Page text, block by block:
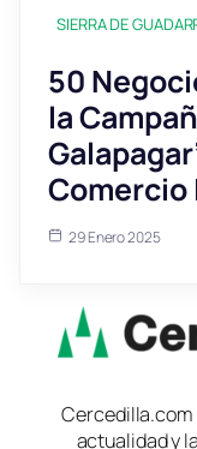
SIERRA DE
50
la
Comercio
29 Enero 2025
Cercedilla.com
actualidad y